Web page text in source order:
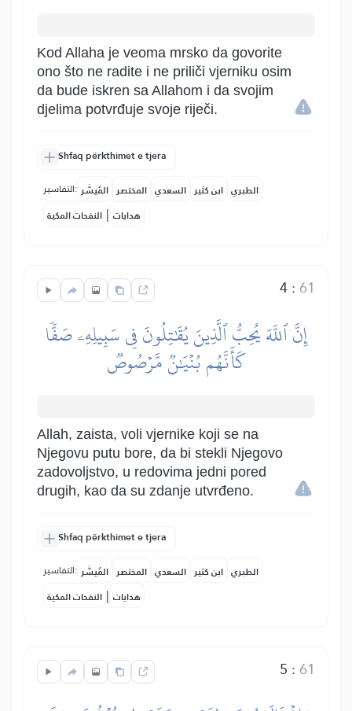
Kod Allaha je veoma mrsko da govorite
ono što ne radite i ne priliči vjerniku osim
da bude iskren sa Allahom i da svojim
djelima potvrđuje svoje riječi.
Shfaq përkthimet e tjera
التفاسير: المُيسَّر المختصر السعدي ابن كثير الطبري
النفحات المكية | هدايات
4:61
إِنَّ ٱللَّهَ يُحِبُّ ٱلَّذِينَ يُقَٰتِلُونَ فِي سَبِيلِهِۦ صَفّٗا
كَأَنَّهُم بُنۡيَٰنٞ مَّرۡصُوصٞ
Allah, zaista, voli vjernike koji se na
Njegovu putu bore, da bi stekli Njegovo
zadovoljstvo, u redovima jedni pored
drugih, kao da su zdanje utvrđeno.
Shfaq përkthimet e tjera
التفاسير: المُيسَّر المختصر السعدي ابن كثير الطبري
النفحات المكية | هدايات
5 :61